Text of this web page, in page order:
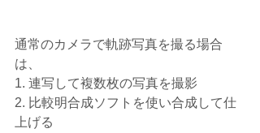
通常のカメラで軌跡写真を撮る場合
は、
1. 連写して複数枚の写真を撮影
2. 比較明合成ソフトを使い合成して仕
上げる